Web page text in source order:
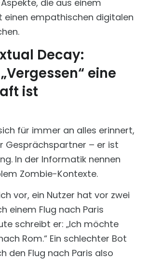
für Städte & Gemeinden mit
& Kontakt.
Präzise Antworten. Volle
& LOGISTIK
und WCMS-Support
von zwei Webservices
und KI Suche
KI-Ökosystem
ORGANISATIONEN
technische Umsetzung
Aspekte, die aus einem
einen empathischen digitalen
Decay:
eine
ist
für immer an alles erinnert,
Gesprächspartner – er ist
In der Informatik nennen
Zombie-Kontexte.
vor, ein Nutzer hat vor zwei
einem Flug nach Paris
schreibt er: „Ich möchte
Rom.“ Ein schlechter Bot
den Flug nach Paris also